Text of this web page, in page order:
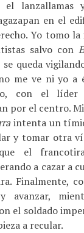
el lanzallamas
en el
Yo tomo
salvo con
se queda
me ve ni yo a
con el
por el centro.
intenta un
y tomar otra
el
a cazar a
Finalmente,
avanzar,
el soldado
a recular.